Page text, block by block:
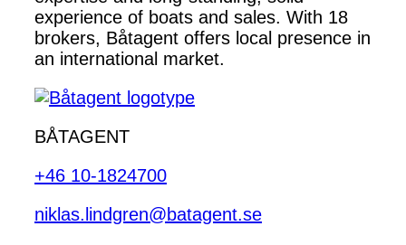
experience of boats and sales. With 18
brokers, Båtagent offers local presence in
an international market.
BÅTAGENT
+46 10-1824700
niklas.lindgren@batagent.se